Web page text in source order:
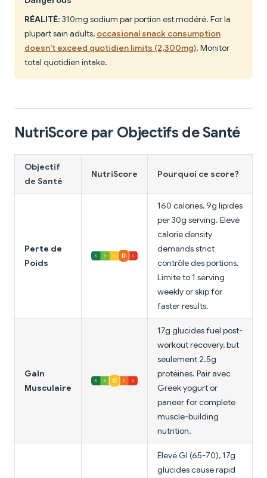
RÉALITÉ: 310mg sodium par portion est modéré. For la
plupart sain adults, occasional snack consumption
doesn't exceed quotidien limits (2,300mg). Monitor
total quotidien intake.
NutriScore par Objectifs de Santé
Objectif
de Santé
NutriScore Pourquoi ce score?
Perte de
Poids
160 calories, 9g lipides
per 30g serving. Élevé
calorie density
demands strict
contrôle des portions.
Limite to 1 serving
weekly or skip for
faster results.
Gain
Musculaire
17g glucides fuel post-
workout recovery, but
seulement 2.5g
protéines. Pair avec
Greek yogurt or
paneer for complete
muscle-building
nutrition.
Élevé GI (65-70), 17g
glucides cause rapid